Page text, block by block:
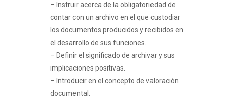
– Instruir acerca de la obligatoriedad de
contar con un archivo en el que custodiar
los documentos producidos y recibidos en
el desarrollo de sus funciones.
– Definir el significado de archivar y sus
implicaciones positivas.
– Introducir en el concepto de valoración
documental.